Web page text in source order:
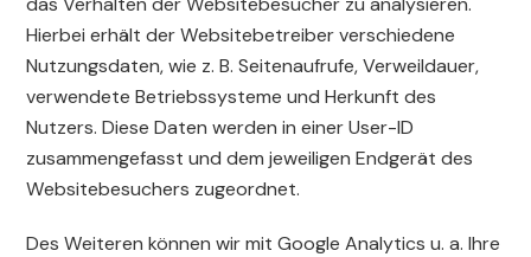
Hierbei erhält der Websitebetreiber verschiedene
Nutzungsdaten, wie z. B. Seitenaufrufe, Verweildauer,
verwendete Betriebssysteme und Herkunft des
Nutzers. Diese Daten werden in einer User-ID
zusammengefasst und dem jeweiligen Endgerät des
Websitebesuchers zugeordnet.
Des Weiteren können wir mit Google Analytics u. a. Ihre